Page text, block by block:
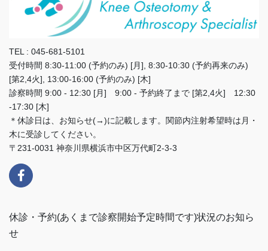
TEL : 045-681-5101
受付時間 8:30-11:00 (予約のみ) [月], 8:30-10:30 (予約再来のみ)
[第2,4火], 13:00-16:00 (予約のみ) [木]
診察時間 9:00 - 12:30 [月] 9:00 - 予約終了まで [第2,4火] 12:30
-17:30 [木]
＊休診日は、お知らせ(→)に記載します。関節内注射希望時は月・
木に受診してください。
〒231-0031 神奈川県横浜市中区万代町2-3-3
休診・予約(あくまで診察開始予定時間です)状況のお知ら
せ